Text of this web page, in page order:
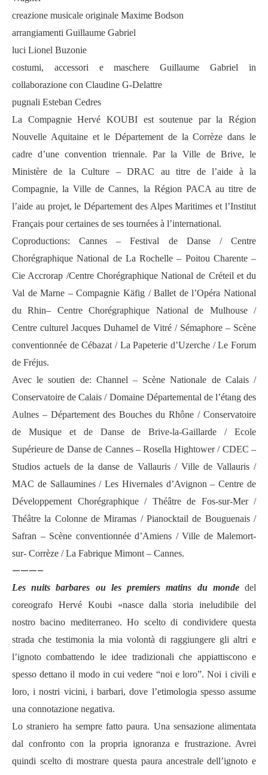
creazione musicale originale Maxime Bodson
arrangiamenti Guillaume Gabriel
luci Lionel Buzonie
costumi, accessori e maschere Guillaume Gabriel in
collaborazione con Claudine G-Delattre
pugnali Esteban Cedres
La Compagnie Hervé KOUBI est soutenue par la Région
Nouvelle Aquitaine et le Département de la Corrèze dans le
cadre d’une convention triennale. Par la Ville de Brive, le
Ministère de la Culture – DRAC au titre de l’aide à la
Compagnie, la Ville de Cannes, la Région PACA au titre de
l’aide au projet, le Département des Alpes Maritimes et l’Institut
Français pour certaines de ses tournées à l’international.
Coproductions: Cannes – Festival de Danse / Centre
Chorégraphique National de La Rochelle – Poitou Charente –
Cie Accrorap /Centre Chorégraphique National de Créteil et du
Val de Marne – Compagnie Käfig / Ballet de l’Opéra National
du Rhin– Centre Chorégraphique National de Mulhouse /
Centre culturel Jacques Duhamel de Vitré / Sémaphore – Scène
conventionnée de Cébazat / La Papeterie d’Uzerche / Le Forum
de Fréjus.
Avec le soutien de: Channel – Scène Nationale de Calais /
Conservatoire de Calais / Domaine Départemental de l’étang des
Aulnes – Département des Bouches du Rhône / Conservatoire
de Musique et de Danse de Brive-la-Gaillarde / Ecole
Supérieure de Danse de Cannes – Rosella Hightower / CDEC –
Studios actuels de la danse de Vallauris / Ville de Vallauris /
MAC de Sallaumines / Les Hivernales d’Avignon – Centre de
Développement Chorégraphique / Théâtre de Fos-sur-Mer /
Théâtre la Colonne de Miramas / Pianocktail de Bouguenais /
Safran – Scène conventionnée d’Amiens / Ville de Malemort-
sur- Corrèze / La Fabrique Mimont – Cannes.
———–
Les nuits barbares ou les premiers matins du mondedel
coreografo Hervé Koubi
«nasce dalla storia ineludibile del
nostro bacino mediterraneo. Ho scelto di condividere questa
strada che testimonia la mia volontà di raggiungere gli altri e
l’ignoto combattendo le idee tradizionali che appiattiscono e
spesso dettano il modo in cui vedere “noi e loro”. Noi i civili e
loro, i nostri vicini, i barbari, dove l’etimologia spesso assume
una connotazione negativa.
Lo straniero ha sempre fatto paura. Una sensazione alimentata
dal confronto con la propria ignoranza e frustrazione. Avrei
quindi scelto di mostrare questa paura ancestrale dell’ignoto e